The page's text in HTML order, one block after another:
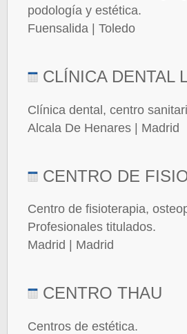
podología y estética.
Fuensalida | Toledo
CLÍNICA DENTAL
Clínica dental, centro
Alcala De Henares | Madrid
CENTRO DE
Centro de fisioterapia,
Profesionales titulados.
Madrid | Madrid
CENTRO THAU
Centros de estética.